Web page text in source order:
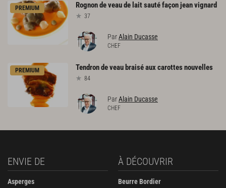
PREMIUM Rognondeveaude laitsautéfaçonjeanvignard
37
ParAlain Ducasse
CHEF
PREMIUM Tendrondeveau braiséauxcarottesnouvelles
84
ParAlain Ducasse
CHEF
ENVIE DE
Asperges
À DÉCOUVRIR
Beurre Bordier